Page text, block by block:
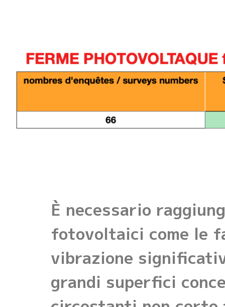
È necessario
fotovoltaici come le
vibrazione
grandi superfici